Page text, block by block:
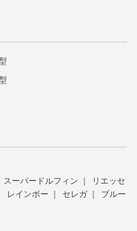
スーパードルフィン
リエッセ
レインボー セレガ
ブルー